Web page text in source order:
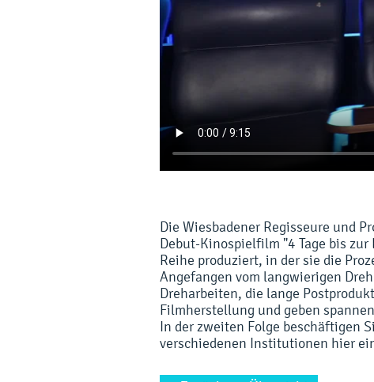
Die Wiesbadener Regisseure und
Debut-Kinospielfilm "4 Tage bis
Reihe produziert, in der sie die
Angefangen vom langwierigen
Dreharbeiten, die lange
Filmherstellung und geben
In der zweiten Folge beschäftigen
verschiedenen Institutionen hier